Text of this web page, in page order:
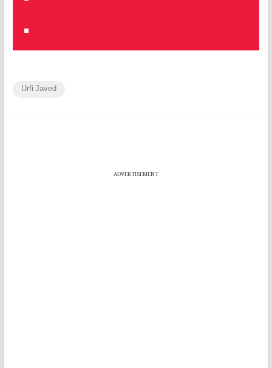
Urfi Javed
ADVERTISEMENT